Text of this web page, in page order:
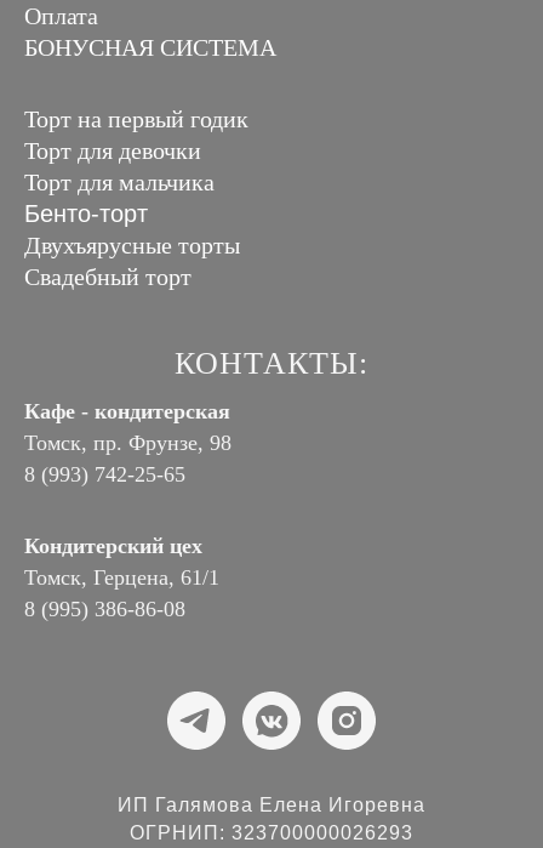
Оплата
БОНУСНАЯ СИСТЕМА
Торт на первый годик
Торт для девочки
Торт для мальчика
Бенто-торт
Двухъярусные торты
Свадебный торт
КОНТАКТЫ:
Кафе - кондитерская
Томск, пр. Фрунзе, 98
8 (993) 742-25-65
Кондитерский цех
Томск, Герцена, 61/1
8 (995) 386-86-08
ИП Галямова Елена Игоревна
ОГРНИП: 323700000026293